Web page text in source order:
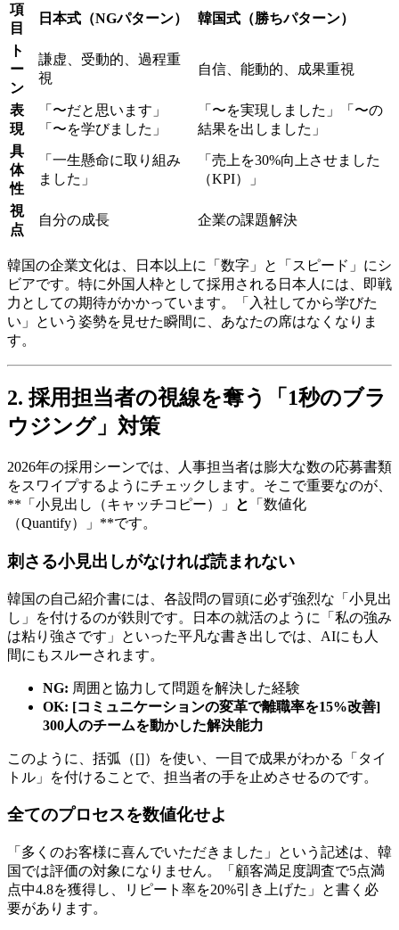
項
目
日本式（NGパターン） 韓国式（勝ちパターン）
ト
ー
ン
謙虚、受動的、過程重
視
自信、能動的、成果重視
表
現
「〜だと思います」
「〜を学びました」
「〜を実現しました」「〜の
結果を出しました」
具
体
性
「一生懸命に取り組み
ました」
「売上を30%向上させました
（KPI）」
視
点
自分の成長 企業の課題解決
韓国の企業文化は、日本以上に「数字」と「スピード」にシ
ビアです。特に外国人枠として採用される日本人には、即戦
力としての期待がかかっています。「入社してから学びた
い」という姿勢を見せた瞬間に、あなたの席はなくなりま
す。
2. 採用担当者の視線を奪う「1秒のブラ
ウジング」対策
2026年の採用シーンでは、人事担当者は膨大な数の応募書類
をスワイプするようにチェックします。そこで重要なのが、
**「小見出し（キャッチコピー）」
と
「数値化
（Quantify）」**です。
刺さる小見出しがなければ読まれない
韓国の自己紹介書には、各設問の冒頭に必ず強烈な「小見出
し」を付けるのが鉄則です。日本の就活のように「私の強み
は粘り強さです」といった平凡な書き出しでは、AIにも人
間にもスルーされます。
NG: 周囲と協力して問題を解決した経験
OK: [コミュニケーションの変革で離職率を15%改善]
300人のチームを動かした解決能力
このように、括弧（[]）を使い、一目で成果がわかる「タイ
トル」を付けることで、担当者の手を止めさせるのです。
全てのプロセスを数値化せよ
「多くのお客様に喜んでいただきました」という記述は、韓
国では評価の対象になりません。「顧客満足度調査で5点満
点中4.8を獲得し、リピート率を20%引き上げた」と書く必
要があります。